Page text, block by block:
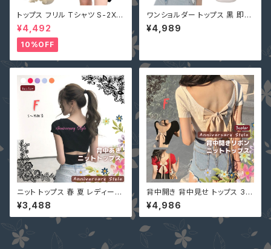
トップス フリル Tシャツ S-2XL
黒 白 半袖 即納 切替 ラウンド
ネック 2040396 丸首 無地 フ
ァッション sweet系 服 服装 レ
ディース
¥4,492
10%OFF
ワンショルダー トップス 黒 即納
半袖 Ｔシャツ リボン オフショル
ダー スリム 無地 シンプル 216
¥4,989
ニット トップス 春 夏 レディース
背中開き 黒 赤 即納 F 白 紫 水
色 オレンジ Tシャツ 9001230
6 Vネック カットソー 半袖 無地
個性的 シンプル ナチュラル ショ
ート丈
¥3,488
背中開き 背中見せ トップス 3色
黒 白 即納 赤 予約 バックオー
プン バックリボン 薄手ニット 五
分袖 9002253 春夏 カットソー
ニットソー Tシャツ 半袖 10代 2
¥4,986